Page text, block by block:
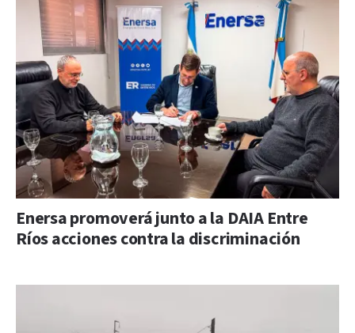
Enersa promoverá junto a la DAIA Entre
Ríos acciones contra la discriminación